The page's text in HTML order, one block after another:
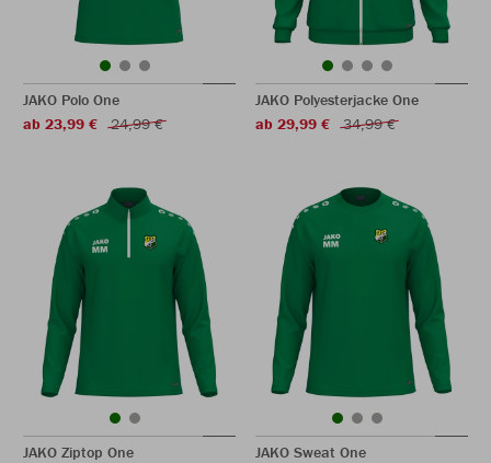
JAKO Polo One
ab 23,99 €
24,99 €
JAKO Polyesterjacke One
ab 29,99 €
34,99 €
JAKO Ziptop One
JAKO Sweat One